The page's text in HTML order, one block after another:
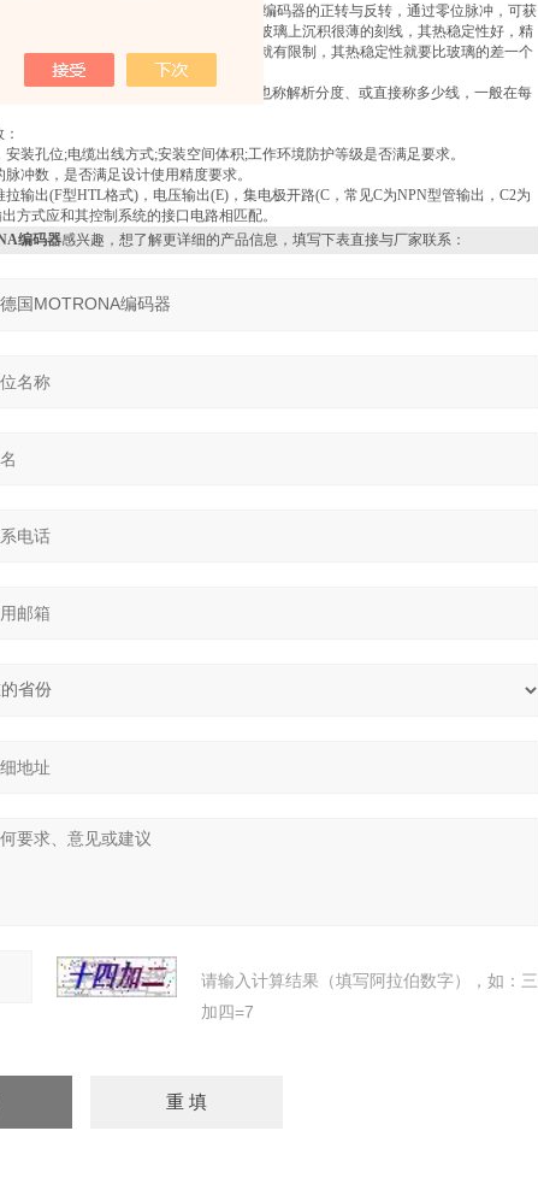
在前还是B相在前，以判别德国Motrona编码器的正转与反转，通过零位脉冲，可获
料有玻璃、金属、塑料，玻璃码盘是在玻璃上沉积很薄的刻线，其热稳定性好，精
易碎，但由于金属有一定的厚度，精度就有限制，其热稳定性就要比玻璃的差一个
，但精度、热稳定性、寿命均要差一些。
度提供多少的通或暗刻线称为分辨率，也称解析分度、或直接称多少线，一般在每
装孔位;电缆出线方式;安装空间体积;工作环境防护等级是否满足要求。
冲数，是否满足设计使用精度要求。
输出(F型HTL格式)，电压输出(E)，集电极开路(C，常见C为NPN型管输出，C2为
方式应和其控制系统的接口电路相匹配。
编码器感兴趣，想了解更详细的产品信息，填写下表直接与厂家联系：
请输入计算结果（填写阿拉伯数字），如：三
加四=7